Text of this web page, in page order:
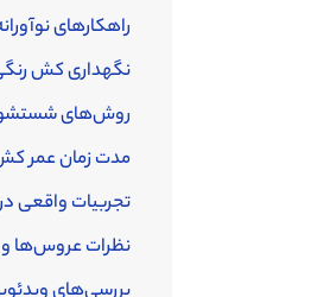
راهکارهای
نگهداری کش
روش‌های شستشو
مدت زمان عمر
تجربیات واقعی
نظرات عروس‌ها و